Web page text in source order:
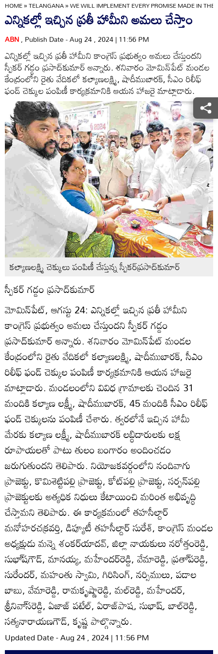
HOME»TELANGANA»WE WILL IMPLEMENT EVERY PROMISE MADE IN THE
ఎన్నికల్లో ఇచ్చిన ప్రతీ హామీని అమలు చేస్తాం
ABN, Publish Date - Aug 24 , 2024 | 11:56 PM
ఎన్నికల్లో ఇచ్చిన ప్రతీ హామీని కాంగ్రెస్‌ ప్రభుత్వం అమలు చేస్తుందని
స్పీకర్‌ గడ్డం ప్రసాద్‌కుమార్‌ అన్నారు. శనివారం మోమిన్‌పేట్‌ మండల
కేంద్రంలోని రైతు వేదికలో కల్యాణలక్ష్మి, షాదీముబారక్‌, సీఎం రిలీఫ్‌
ఫండ్‌ చెక్కుల పంపిణీ కార్యక్రమానికి ఆయన హాజరై మాట్లాడారు.
కల్యాణలక్ష్మి చెక్కులు పంపిణీ చేస్తున్న స్పీకర్‌ప్రసాద్‌కుమార్‌
స్పీకర్‌ గడ్డం ప్రసాద్‌కుమార్‌
మోమిన్‌పేట్‌, ఆగస్టు 24: ఎన్నికల్లో ఇచ్చిన ప్రతీ హామీని
కాంగ్రెస్‌ ప్రభుత్వం అమలు చేస్తుందని స్పీకర్‌ గడ్డం
ప్రసాద్‌కుమార్‌ అన్నారు. శనివారం మోమిన్‌పేట్‌ మండల
కేంద్రంలోని రైతు వేదికలో కల్యాణలక్ష్మి, షాదీముబారక్‌, సీఎం
రిలీఫ్‌ ఫండ్‌ చెక్కుల పంపిణీ కార్యక్రమానికి ఆయన హాజరై
మాట్లాడారు. మండలంలోని వివిధ గ్రామాలకు చెందిన 31
మందికి కల్యాణ లక్ష్మీ, షాదీముబారక్‌, 45 మందికి సీఎం రిలీఫ్‌
ఫండ్‌ చెక్కులను పంపిణీ చేశారు. త్వరలోనే ఇచ్చిన హామీ
మేరకు కల్యాణ లక్ష్మీ, షాదీముబారక్‌ లబ్ధిదారులకు లక్ష
రూపాయలతో పాటు తులం బంగారం అందించడం
జరుగుతుందని తెలిపారు. నియోజకవర్గంలోని నందివాగు
ప్రాజెక్టు, కొమిశెట్టిపల్లి ప్రాజెక్టు, కోట్‌పల్లి ప్రాజెక్టు, సర్పన్‌పల్లి
ప్రాజెక్టులకు అత్యధిక నిధులు కేటాయించి మరింత అభివృద్ధి
చేస్తామని తెలిపారు. ఈ కార్యక్రమంలో తహసీల్దార్‌
మనోహరచక్రవర్తి, డిప్యూటీ తహసీల్దార్‌ సురేశ్‌, కాంగ్రెస్‌ మండల
అధ్యక్షుడు మన్నె శంకర్‌యాదవ్‌, జిల్లా నాయకులు నరోత్తంరెడ్డి,
సుభా్‌షగౌడ్‌, మానయ్య, మహేందర్‌రెడ్డి, వేమారెడ్డి, ప్రతా్‌పరెడ్డి,
సురేందర్‌, మహంతు స్వామి, గిరిసింగ్‌, నర్సిములు, పడాల
బాబు, వేమారెడ్డి, రామకృష్ణారెడ్డి, మల్‌రెడ్డి, మహేందర్‌,
శ్రీనివా్‌సరెడ్డి, ఏజాజ్‌ పటేల్‌, ఏరాజ్‌పాష, సుభాష్‌, బాల్‌రెడ్డి,
సత్యనారాయణగౌడ్‌, కృష్ణ పాల్గొన్నారు.
Updated Date - Aug 24 , 2024 | 11:56 PM